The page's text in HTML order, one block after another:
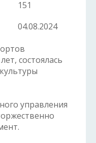
151
04.08.2024
состоялась
управления